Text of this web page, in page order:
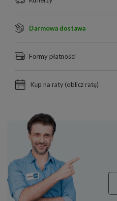
Darmowa dostawa
Formy płatności
Kup na raty (oblicz ratę)